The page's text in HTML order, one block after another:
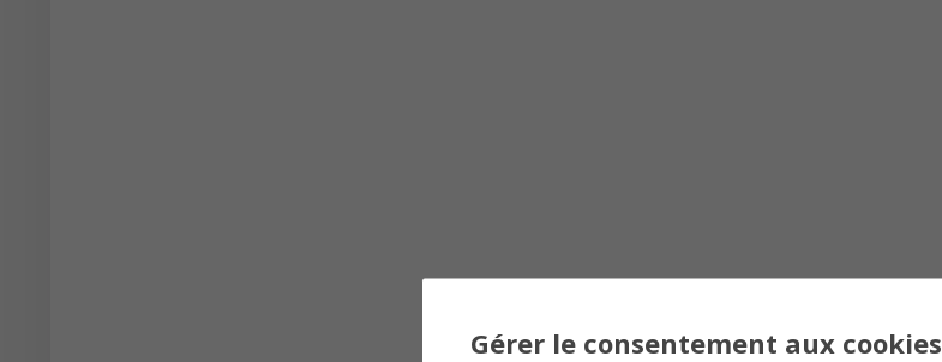
Gérer le consentement aux cookies